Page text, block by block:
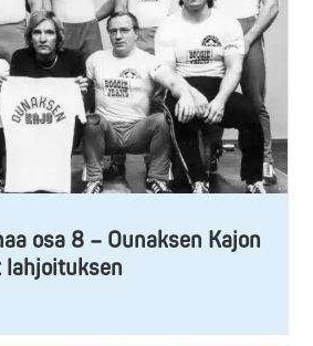
osa 8 – Ounaksen Kajon